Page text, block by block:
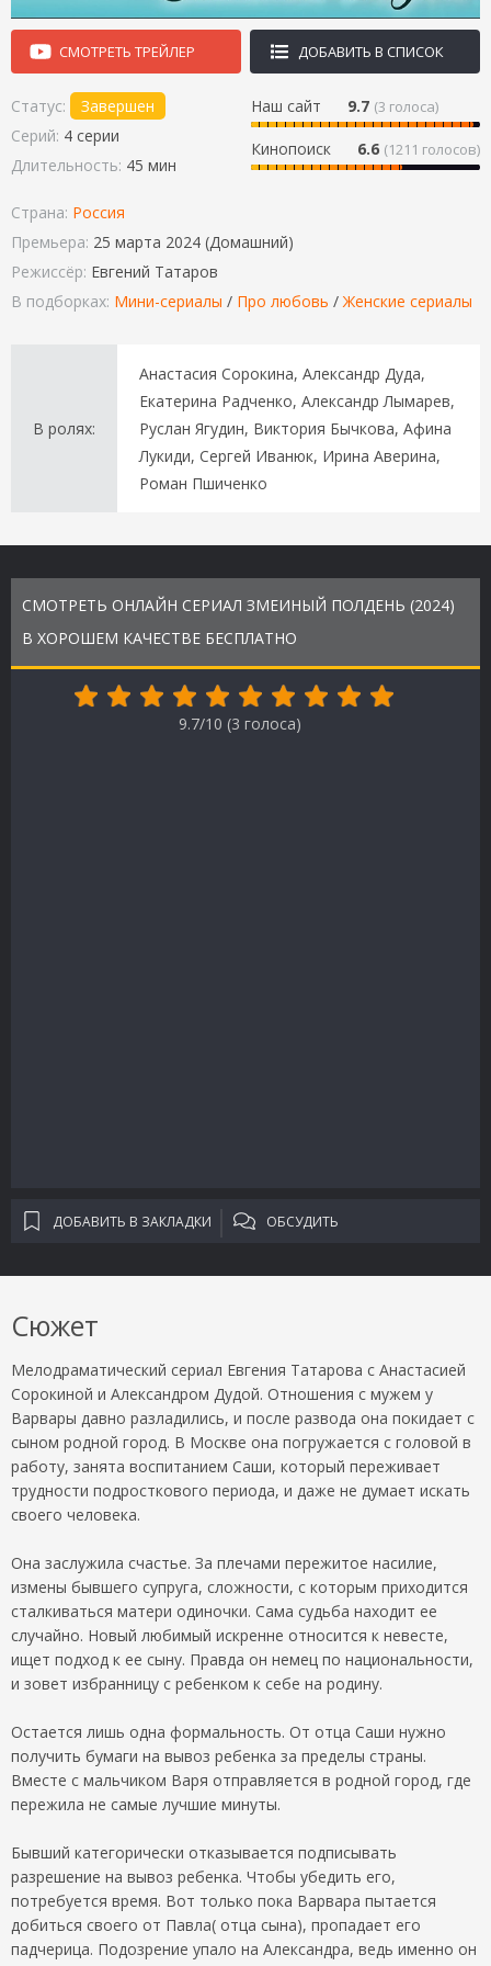
СМОТРЕТЬ ТРЕЙЛЕР ДОБАВИТЬ В СПИСОК
Наш сайт 9.7 (3 голоса)
Кинопоиск 6.6 (1211 голосов)
Статус:
Завершен
Серий: 4 серии
Длительность: 45 мин
Страна: Россия
Премьера: 25 марта 2024 (Домашний)
Режиссёр: Евгений Татаров
В подборках: Мини-сериалы / Про любовь /Женские сериалы
В ролях:
Анастасия Сорокина, Александр Дуда,
Екатерина Радченко, Александр Лымарев,
Руслан Ягудин, Виктория Бычкова, Афина
Лукиди, Сергей Иванюк, Ирина Аверина,
Роман Пшиченко
СМОТРЕТЬ ОНЛАЙН СЕРИАЛ ЗМЕИНЫЙ ПОЛДЕНЬ (2024)
В ХОРОШЕМ КАЧЕСТВЕ БЕСПЛАТНО
9.7/10 (3 голоса)
ДОБАВИТЬ В ЗАКЛАДКИ ОБСУДИТЬ
Сюжет
Мелодраматический сериал Евгения Татарова с Анастасией
Сорокиной и Александром Дудой. Отношения с мужем у
Варвары давно разладились, и после развода она покидает с
сыном родной город. В Москве она погружается с головой в
работу, занята воспитанием Саши, который переживает
трудности подросткового периода, и даже не думает искать
своего человека.
Она заслужила счастье. За плечами пережитое насилие,
измены бывшего супруга, сложности, с которым приходится
сталкиваться матери одиночки. Сама судьба находит ее
случайно. Новый любимый искренне относится к невесте,
ищет подход к ее сыну. Правда он немец по национальности,
и зовет избранницу с ребенком к себе на родину.
Остается лишь одна формальность. От отца Саши нужно
получить бумаги на вывоз ребенка за пределы страны.
Вместе с мальчиком Варя отправляется в родной город, где
пережила не самые лучшие минуты.
Бывший категорически отказывается подписывать
разрешение на вывоз ребенка. Чтобы убедить его,
потребуется время. Вот только пока Варвара пытается
добиться своего от Павла( отца сына), пропадает его
падчерица. Подозрение упало на Александра, ведь именно он